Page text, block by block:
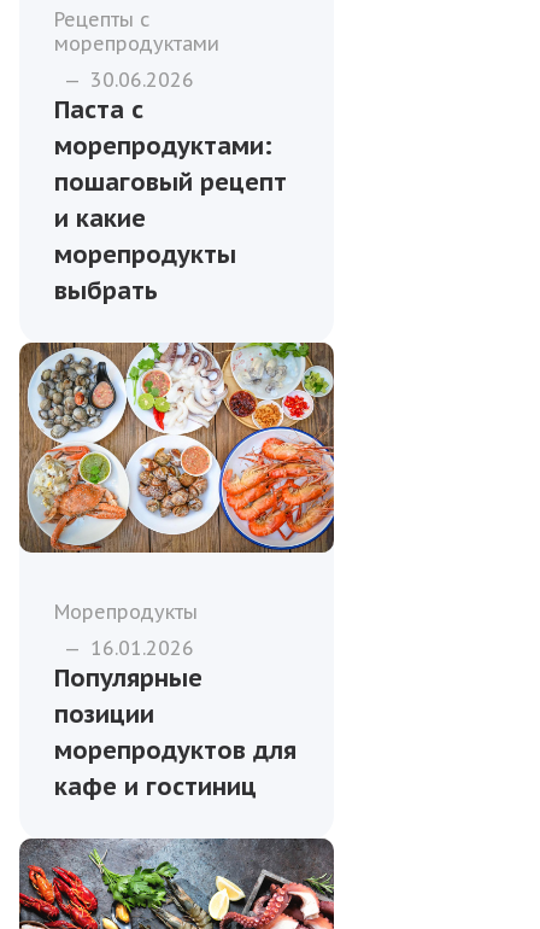
Рецепты с
морепродуктами
— 30.06.2026
Паста с
морепродуктами:
пошаговый рецепт
и какие
морепродукты
выбрать
Морепродукты
— 16.01.2026
Популярные
позиции
морепродуктов для
кафе и гостиниц